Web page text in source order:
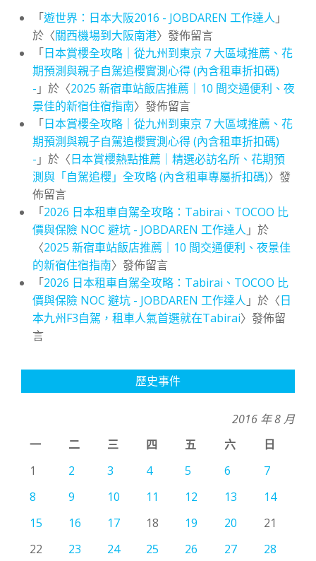
「遊世界：日本大阪2016 - JOBDAREN 工作達人 」
於〈關西機場到大阪南港〉發佈留言
「日本賞櫻全攻略｜從九州到東京 7 大區域推薦、花
期預測與親子自駕追櫻實測心得 (內含租車折扣碼)
- 」於〈2025 新宿車站飯店推薦｜10 間交通便利、夜
景佳的新宿住宿指南〉發佈留言
「日本賞櫻全攻略｜從九州到東京 7 大區域推薦、花
期預測與親子自駕追櫻實測心得 (內含租車折扣碼)
- 」於〈日本賞櫻熱點推薦｜精選必訪名所、花期預
測與「自駕追櫻」全攻略 (內含租車專屬折扣碼)〉發
佈留言
「2026 日本租車自駕全攻略：Tabirai、TOCOO 比
價與保險 NOC 避坑 - JOBDAREN 工作達人 」於
〈2025 新宿車站飯店推薦｜10 間交通便利、夜景佳
的新宿住宿指南〉發佈留言
「2026 日本租車自駕全攻略：Tabirai、TOCOO 比
價與保險 NOC 避坑 - JOBDAREN 工作達人 」於〈日
本九州F3自駕，租車人氣首選就在Tabirai〉發佈留
言
歷史事件
2016 年 8 月
一
二 三 四 五 六
日
1
2 3 4 5 6
7
8
9 10 11 12 13
14
15
16 17 18 19 20
21
22
23 24 25 26 27
28